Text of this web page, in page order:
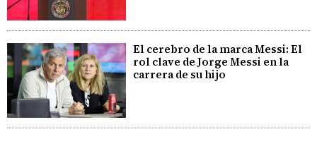
El cerebro de la marca Messi: El
rol clave de Jorge Messi en la
carrera de su hijo